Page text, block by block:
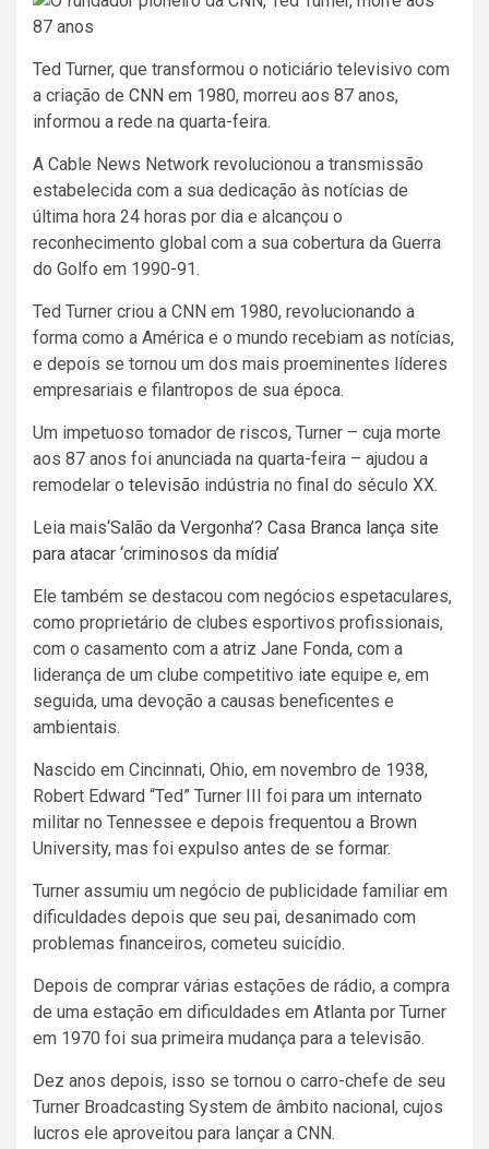
Ted Turner, que transformou o noticiário televisivo com
a criação de CNN em 1980, morreu aos 87 anos,
informou a rede na quarta-feira.
A Cable News Network revolucionou a transmissão
estabelecida com a sua dedicação às notícias de
última hora 24 horas por dia e alcançou o
reconhecimento global com a sua cobertura da Guerra
do Golfo em 1990-91.
Ted Turner criou a CNN em 1980, revolucionando a
forma como a América e o mundo recebiam as notícias,
e depois se tornou um dos mais proeminentes líderes
empresariais e filantropos de sua época.
Um impetuoso tomador de riscos, Turner – cuja morte
aos 87 anos foi anunciada na quarta-feira – ajudou a
remodelar o televisão indústria no final do século XX.
Leia mais‘Salão da Vergonha’? Casa Branca lança site
para atacar ‘criminosos da mídia’
Ele também se destacou com negócios espetaculares,
como proprietário de clubes esportivos profissionais,
com o casamento com a atriz Jane Fonda, com a
liderança de um clube competitivo iate equipe e, em
seguida, uma devoção a causas beneficentes e
ambientais.
Nascido em Cincinnati, Ohio, em novembro de 1938,
Robert Edward “Ted” Turner III foi para um internato
militar no Tennessee e depois frequentou a Brown
University, mas foi expulso antes de se formar.
Turner assumiu um negócio de publicidade familiar em
dificuldades depois que seu pai, desanimado com
problemas financeiros, cometeu suicídio.
Depois de comprar várias estações de rádio, a compra
de uma estação em dificuldades em Atlanta por Turner
em 1970 foi sua primeira mudança para a televisão.
Dez anos depois, isso se tornou o carro-chefe de seu
Turner Broadcasting System de âmbito nacional, cujos
lucros ele aproveitou para lançar a CNN.